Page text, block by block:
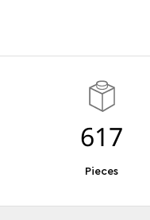
617
Pieces